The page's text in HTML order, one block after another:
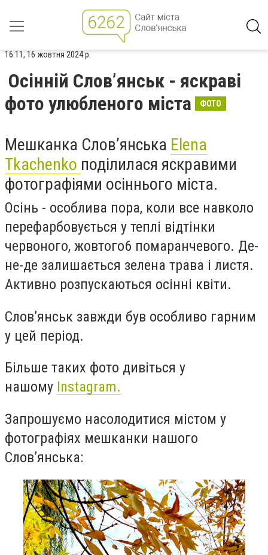
16:11, 16 жовтня 2024 р.
Осінній Слов’янськ - яскраві
фото улюбленого міста
ФОТО
Мешканка Слов’янська Elena
Tkachenko поділилася яскравими
фотографіями осіннього міста.
Осінь - особлива пора, коли все навколо
перефарбовується у теплі відтінки
червоного, жовтого6 помаранчевого. Де-
не-де залишається зелена трава і листя.
Активно розпускаються осінні квіти.
Слов’янськ завжди був особливо гарним
у цей період.
Більше таких фото дивіться у
нашому Instagram.
Запрошуємо насолодитися містом у
фотографіях мешканки нашого
Слов’янська: